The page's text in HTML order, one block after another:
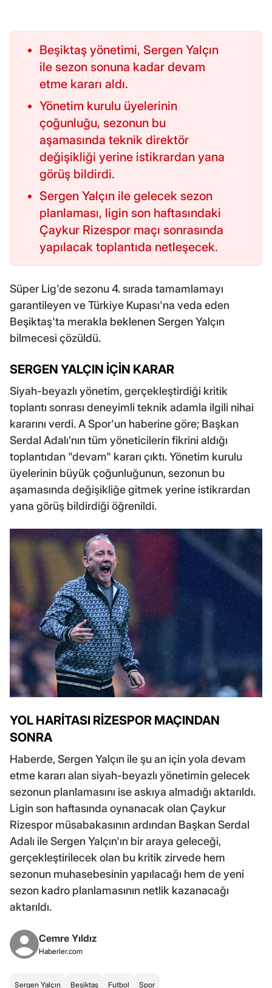
Beşiktaş yönetimi, Sergen Yalçın
ile sezon sonuna kadar devam
etme kararı aldı.
Yönetim kurulu üyelerinin
çoğunluğu, sezonun bu
aşamasında teknik direktör
değişikliği yerine istikrardan yana
görüş bildirdi.
Sergen Yalçın ile gelecek sezon
planlaması, ligin son haftasındaki
Çaykur Rizespor maçı sonrasında
yapılacak toplantıda netleşecek.
Süper Lig'de sezonu 4. sırada tamamlamayı
garantileyen ve Türkiye Kupası'na veda eden
Beşiktaş'ta merakla beklenen Sergen Yalçın
bilmecesi çözüldü.
SERGEN YALÇIN İÇİN KARAR
Siyah-beyazlı yönetim, gerçekleştirdiği kritik
toplantı sonrası deneyimli teknik adamla ilgili nihai
kararını verdi. A Spor'un haberine göre; Başkan
Serdal Adalı’nın tüm yöneticilerin fikrini aldığı
toplantıdan "devam" kararı çıktı. Yönetim kurulu
üyelerinin büyük çoğunluğunun, sezonun bu
aşamasında değişikliğe gitmek yerine istikrardan
yana görüş bildirdiği öğrenildi.
YOL HARİTASI RİZESPOR MAÇINDAN
SONRA
Haberde, Sergen Yalçın ile şu an için yola devam
etme kararı alan siyah-beyazlı yönetimin gelecek
sezonun planlamasını ise askıya almadığı aktarıldı.
Ligin son haftasında oynanacak olan Çaykur
Rizespor müsabakasının ardından Başkan Serdal
Adalı ile Sergen Yalçın'ın bir araya geleceği,
gerçekleştirilecek olan bu kritik zirvede hem
sezonun muhasebesinin yapılacağı hem de yeni
sezon kadro planlamasının netlik kazanacağı
aktarıldı.
Cemre Yıldız
Haberler.com
Sergen Yalçın Beşiktaş Futbol Spor